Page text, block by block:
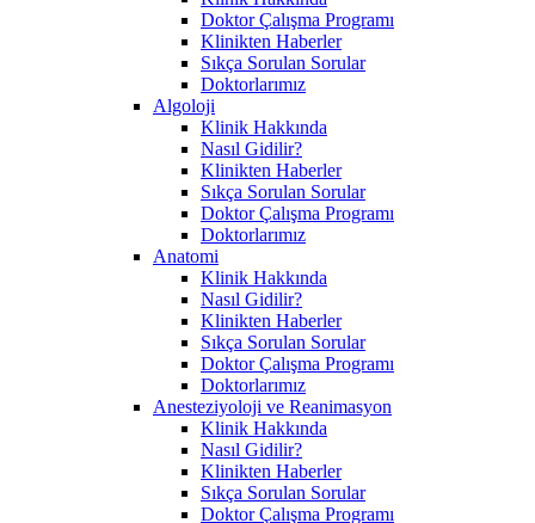
Doktor Çalışma Programı
Klinikten Haberler
Sıkça Sorulan Sorular
Doktorlarımız
Algoloji
Klinik Hakkında
Nasıl Gidilir?
Klinikten Haberler
Sıkça Sorulan Sorular
Doktor Çalışma Programı
Doktorlarımız
Anatomi
Klinik Hakkında
Nasıl Gidilir?
Klinikten Haberler
Sıkça Sorulan Sorular
Doktor Çalışma Programı
Doktorlarımız
Anesteziyoloji ve Reanimasyon
Klinik Hakkında
Nasıl Gidilir?
Klinikten Haberler
Sıkça Sorulan Sorular
Doktor Çalışma Programı